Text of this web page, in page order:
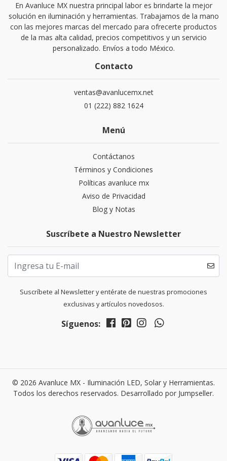
En Avanluce MX nuestra principal labor es brindarte la mejor
solución en iluminación y herramientas. Trabajamos de la mano
con las mejores marcas del mercado para ofrecerte productos
de la mas alta calidad, precios competitivos y un servicio
personalizado. Envíos a todo México.
Contacto
ventas@avanlucemx.net
01 (222) 882 1624
Menú
Contáctanos
Términos y Condiciones
Políticas avanluce mx
Aviso de Privacidad
Blog y Notas
Suscríbete a Nuestro Newsletter
Suscríbete al Newsletter y entérate de nuestras promociones
exclusivas y artículos novedosos.
Síguenos:
© 2026 Avanluce MX - Iluminación LED, Solar y Herramientas.
Todos los derechos reservados. Desarrollado por Jumpseller.